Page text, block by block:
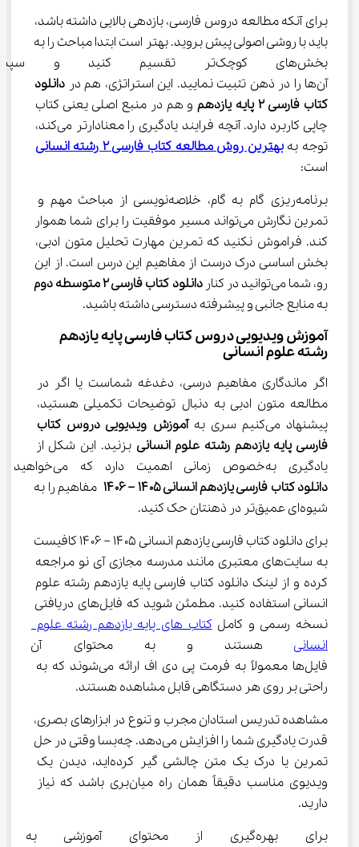
برای آنکه مطالعه دروس فارسی، بازدهی بالایی داشته باشد،
باید با روشی اصولی پیش بروید. بهتر است ابتدا مباحث را به
بخش‌های کوچک‌تر تقسیم کنید
آن‌ها را در ذهن تثبیت نمایید. این استراتژی، هم در
دانلود
کتاب فارسی 2 پایه یازدهم
و هم در منبع اصلی یعنی کتاب
چاپی کاربرد دارد. آنچه فرایند یادگیری را معنادارتر می‌کند،
توجه به بهترین روش مطالعه کتاب فارسی 2 رشته انسانی
است:
برنامه‌ریزی گام به گام، خلاصه‌نویسی از مباحث مهم و
تمرین نگارش می‌تواند مسیر موفقیت را برای شما هموار
کند. فراموش نکنید که تمرین مهارت تحلیل متون ادبی،
بخش اساسی درک درست از مفاهیم این درس است. از این
رو، شما می‌توانید در کنار
دانلود کتاب فارسی 2 متوسطه دوم
به منابع جانبی و پیشرفته دسترسی داشته باشید.
آموزش ویدیویی دروس کتاب فارسی پایه یازدهم
رشته علوم انسانی
اگر ماندگاری مفاهیم درسی، دغدغه شماست یا اگر در
مطالعه متون ادبی به دنبال توضیحات تکمیلی هستید،
پیشنهاد می‌کنیم سری به
آموزش ویدیویی دروس کتاب
فارسی پایه یازدهم رشته علوم انسانی بزنید. این شکل از
یادگیری به‌خصوص زمانی اهمیت دارد که می‌خواهید در کنار
دانلود کتاب فارسی یازدهم انسانی ۱۴۰۵ – ۱۴۰۶
مفاهیم را به
شیوه‌ای عمیق‌تر در ذهنتان حک کنید.
برای دانلود کتاب فارسی یازدهم انسانی ۱۴۰۵ – ۱۴۰۶ کافیست
به سایت‌های معتبری مانند مدرسه مجازی آی نو مراجعه
کرده و از لینک دانلود کتاب فارسی پایه یازدهم رشته علوم
انسانی استفاده کنید. مطمئن شوید که فایل‌های دریافتی
نسخه رسمی و کامل کتاب های پایه یازدهم رشته علوم
انسانی هستند و به محتوای آن
فایل‌ها معمولاً به فرمت پی دی اف ارائه می‌شوند که به
راحتی بر روی هر دستگاهی قابل مشاهده هستند.
مشاهده تدریس استادان مجرب و تنوع در ابزارهای بصری،
قدرت یادگیری شما را افزایش می‌دهد. چه‌بسا وقتی در حل
تمرین یا درک یک متن چالشی گیر کرده‌اید، دیدن یک
ویدیوی مناسب دقیقاً همان راه میان‌بری باشد که نیاز
دارید.
برای بهره‌گیری از محتوای آموزشی به روز و فراگیر، قطعاً نام